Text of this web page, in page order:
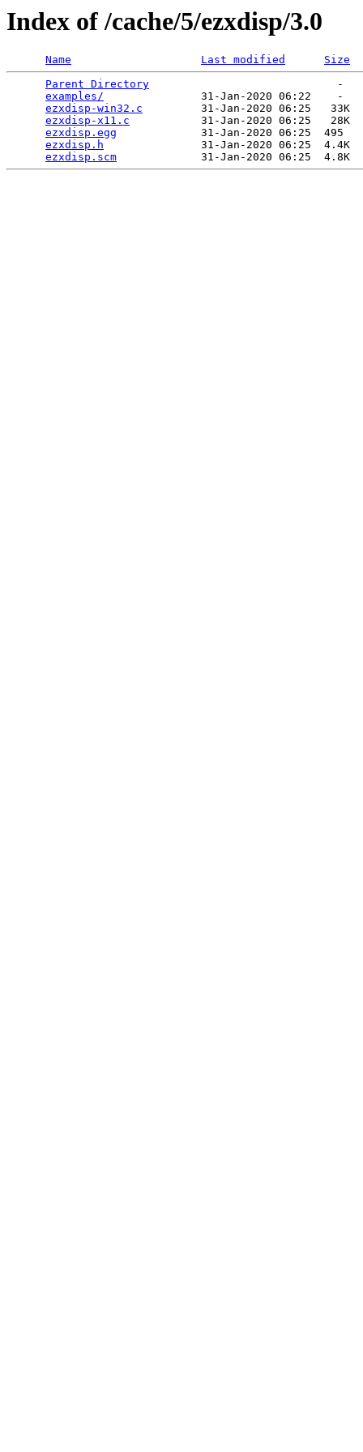
Index of /cache/5/ezxdisp/3.0
Name Last modified
Size
Parent Directory
                             -
examples/
               31-Jan-2020 06:22    -
ezxdisp-win32.c
         31-Jan-2020 06:25   33K
ezxdisp-x11.c
           31-Jan-2020 06:25   28K
ezxdisp.egg
             31-Jan-2020 06:25  495
ezxdisp.h
               31-Jan-2020 06:25  4.4K
ezxdisp.scm